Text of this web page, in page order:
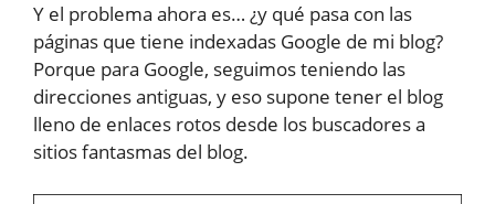
Y el problema ahora es… ¿y qué pasa con las
páginas que tiene indexadas Google de mi blog?
Porque para Google, seguimos teniendo las
direcciones antiguas, y eso supone tener el blog
lleno de enlaces rotos desde los buscadores a
sitios fantasmas del blog.